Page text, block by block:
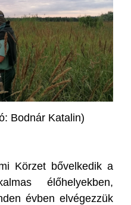
Bodnár Katalin)
Körzet bővelkedik a
élőhelyekben,
évben elvégezzük